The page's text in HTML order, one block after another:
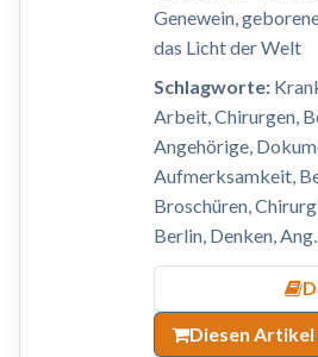
Genewein,
das Licht der Welt
Schlagworte:
Arbeit, Chirurgen,
Angehörige,
Aufmerksamkeit,
Broschüren,
Berlin, Denken,
Diesen Artikel